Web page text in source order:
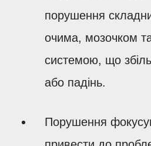
порушення
очима, мозочком
системою, що
або падінь.
Порушення